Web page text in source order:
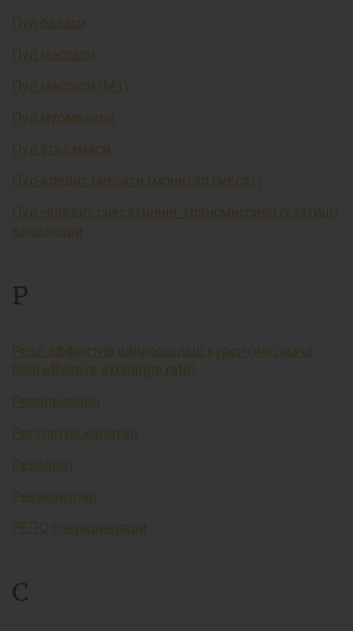
Пул базаси
Пул массаси
Пул массаси (М1)
Пул муомаласи
Пул ўтказмаси
Пул-кредит сиёсати (монетар сиёсат)
Пул–кредит сиёсатининг трансмиссион (узатиш)
каналлари
Р
Реал эффектив айирбошлаш курси (инглизча
Real effective exchange rate)
Ревальвация
Регулятив капитал
Резидент
Реквизитлар
РЕПО операциялари
С